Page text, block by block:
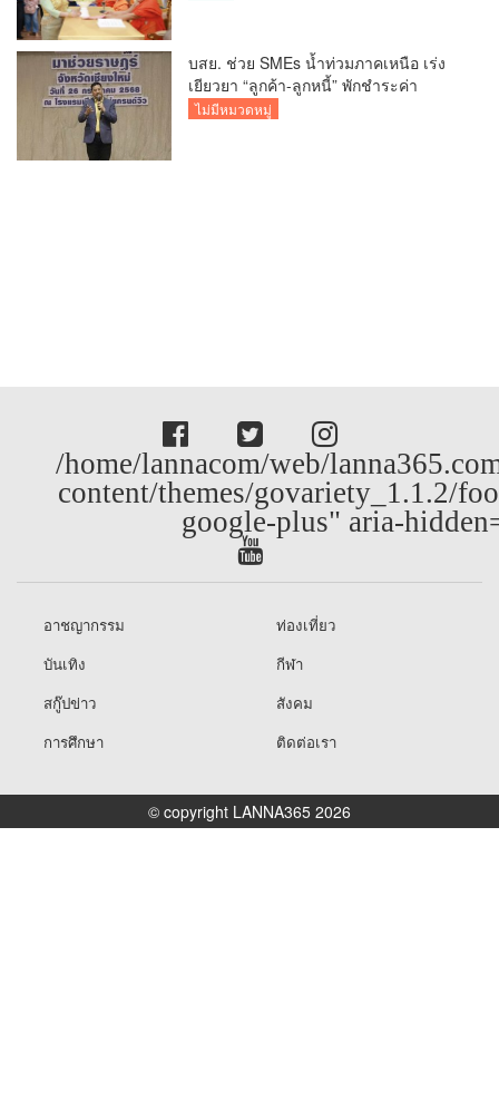
บสย. ช่วย SMEs น้ำท่วมภาคเหนือ เร่ง
เยียวยา “ลูกค้า-ลูกหนี้” พักชำระค่า
ธรรมเนียม-ค่างวด
ไม่มีหมวดหมู่
/home/lannacom/web/
content/themes/govariety_1.1.2/
google-plus" aria-
อาชญากรรม
ท่องเที่ยว
บันเทิง
กีฬา
สกู๊ปข่าว
สังคม
การศึกษา
ติดต่อเรา
© copyright LANNA365 2026